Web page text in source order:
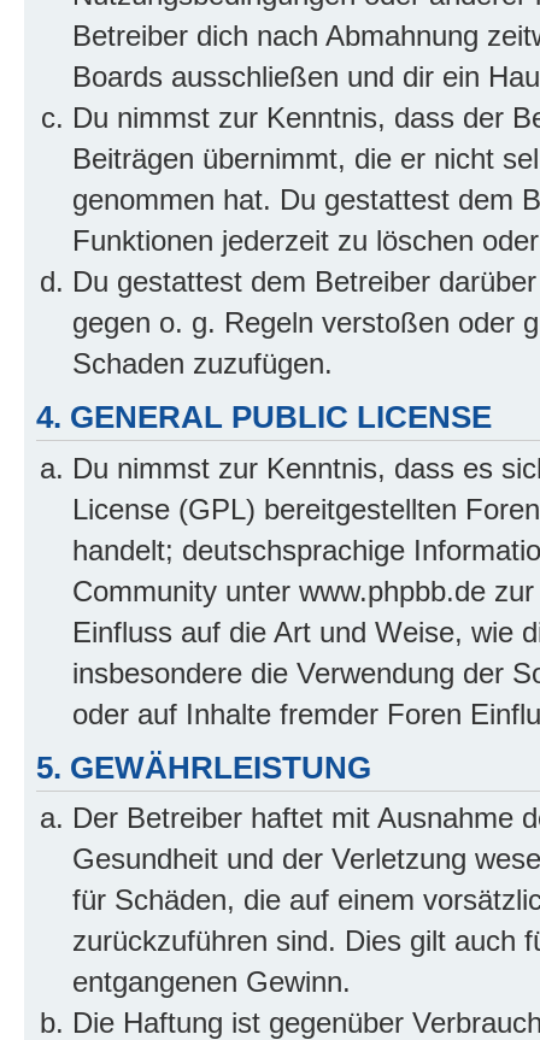
Betreiber dich nach Abmahnung
Boards ausschließen und dir ein
Du nimmst zur Kenntnis, dass der
Beiträgen übernimmt, die er nicht
genommen hat. Du gestattest dem
Funktionen jederzeit zu löschen
Du gestattest dem Betreiber
gegen o. g. Regeln verstoßen oder
Schaden zuzufügen.
4. GENERAL PUBLIC LICENSE
Du nimmst zur Kenntnis, dass es
License (GPL) bereitgestellten
handelt; deutschsprachige
Community unter www.phpbb.de
Einfluss auf die Art und Weise, wie
insbesondere die Verwendung der
oder auf Inhalte fremder Foren
5. GEWÄHRLEISTUNG
Der Betreiber haftet mit Ausnahme
Gesundheit und der Verletzung
für Schäden, die auf einem
zurückzuführen sind. Dies gilt auch
entgangenen Gewinn.
Die Haftung ist gegenüber